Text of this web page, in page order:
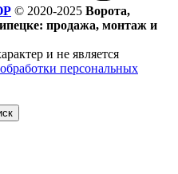
© 2020-2025 Ворота,
продажа, монтаж и
и не является
персональных